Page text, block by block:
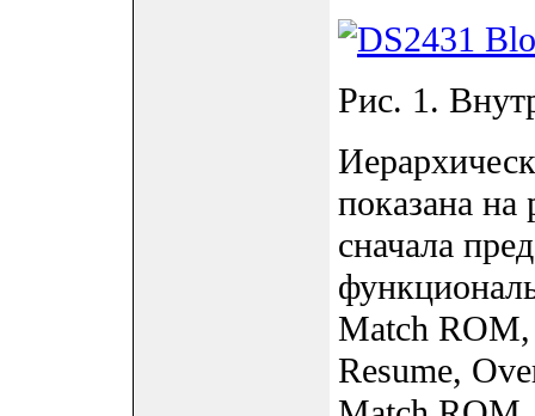
Рис. 1.
показана
сначала
Match
Resume,